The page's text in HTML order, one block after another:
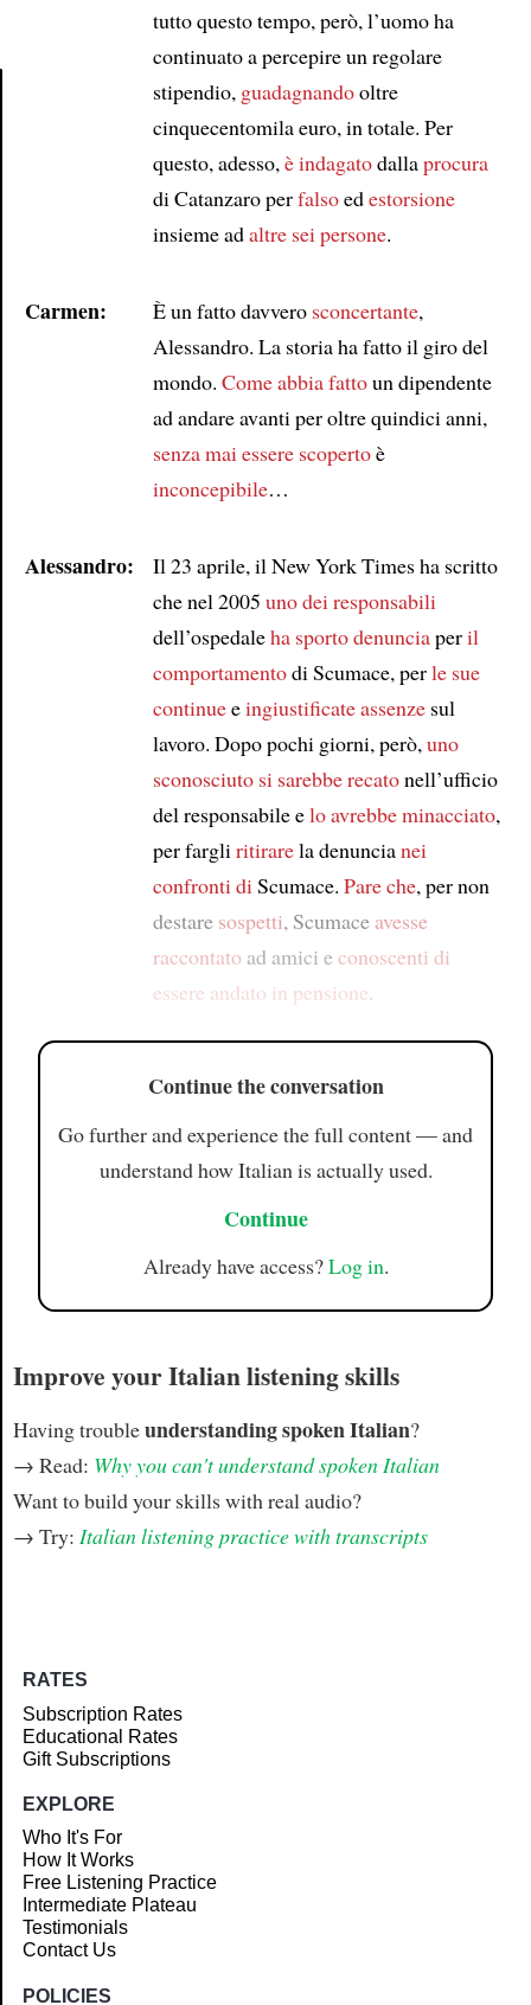
tutto questo tempo, però, l’uomo ha
continuato a percepire un regolare
stipendio, guadagnandooltre
cinquecentomila euro, in totale. Per
questo, adesso, è indagatodallaprocura
di Catanzaro perfalsoedestorsione
insieme adaltre sei persone.
Carmen: È un fatto davvero sconcertante,
Alessandro. La storia ha fatto il giro del
mondo. Come abbia fattoun dipendente
ad andare avanti per oltre quindici anni,
senza mai essere scopertoè
inconcepibile…
Alessandro:
Il 23 aprile, il New York Times ha scritto
che nel 2005 uno dei responsabili
dell’ospedaleha sporto denunciaperil
comportamentodi Scumace, perle sue
continueeingiustificateassenzesul
lavoro. Dopo pochi giorni, però, uno
sconosciuto si sarebbe recatonell’ufficio
del responsabile elo avrebbe minacciato,
per fargli ritirarela denuncianei
confronti di Scumace. Pare che, per non
destare sospetti, Scumaceavesse
raccontato ad amici e conoscenti di
essere andato in pensione.
Continue the conversation
Go further and experience the full content — and
understand how Italian is actually used.
Continue
Already have access?Log in.
Improve your Italian listening skills
Having troubleunderstanding spoken Italian?
→ Read: Why you can't understand spoken Italian
Want to build your skills with real audio?
→ Try: Italian listening practice with transcripts
RATES
Subscription Rates
Educational Rates
Gift Subscriptions
EXPLORE
Who It's For
How It Works
Free Listening Practice
Intermediate Plateau
Testimonials
Contact Us
POLICIES